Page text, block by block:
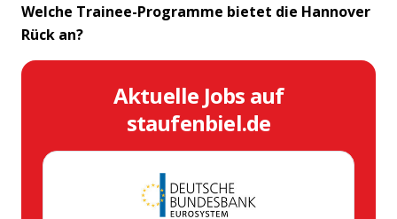
Welche Trainee-Programme bietet die Hannover
Rück an?
Aktuelle Jobs auf
staufenbiel.de